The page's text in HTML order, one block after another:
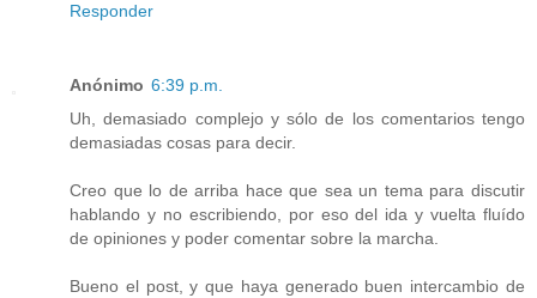
Responder
Anónimo 6:39 p.m.
Uh, demasiado complejo y sólo de los comentarios tengo
demasiadas cosas para decir.
Creo que lo de arriba hace que sea un tema para discutir
hablando y no escribiendo, por eso del ida y vuelta fluído
de opiniones y poder comentar sobre la marcha.
Bueno el post, y que haya generado buen intercambio de